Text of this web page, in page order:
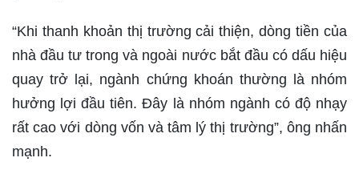
“Khi thanh khoản thị trường cải thiện, dòng tiền của
nhà đầu tư trong và ngoài nước bắt đầu có dấu hiệu
quay trở lại, ngành chứng khoán thường là nhóm
hưởng lợi đầu tiên. Đây là nhóm ngành có độ nhạy
rất cao với dòng vốn và tâm lý thị trường”, ông nhấn
mạnh.